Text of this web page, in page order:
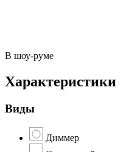
В шоу-руме
Характеристики
Виды
Диммер